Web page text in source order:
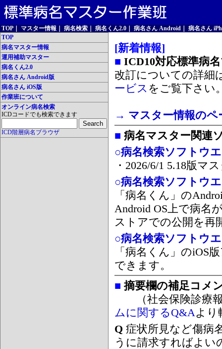
TOP マスター情報 病名検索 病名くん2.0 病名さん Android
病名さん
TOP
病名マスター情報
運用補助マスター
病名くん2.0
病名さん Android版
病名さん iOS版
作業班について
オンライン病名検索
ICDコードでも検索できます
ICD階層病名ブラウザ
[新着情報]
■ ICD10対応標準病
改訂についての詳細
ービス をご覧下さい
→ マスター情報のペ
■ 病名マスター関連
○病名検索ソフトウ
・2026/6/1 5.18版マ
○病名検索ソフトウ
「病名くん」の
Android OS上で病名
ストアでの公開を再
○病名検索ソフトウ
「病名くん」のiOS
できます。
■ 摘要欄の補足コメ
（社会保険診療報
ムに関するQ&Aより
Q 症状所見など傷病
うに請求すればよい